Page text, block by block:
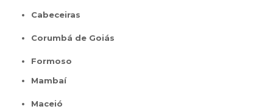
Cabeceiras
Corumbá de Goiás
Formoso
Mambaí
Maceió